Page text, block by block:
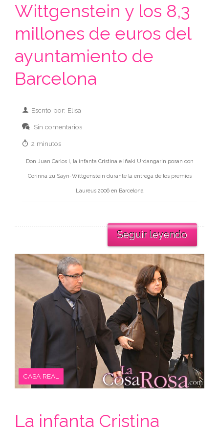
Wittgenstein y los 8,3
millones de euros del
ayuntamiento de
Barcelona
Escrito por: Elisa
Sin comentarios
2 minutos
Don Juan Carlos I, la infanta Cristina e Iñaki Urdangarin posan con
Corinna zu Sayn-Wittgenstein durante la entrega de los premios
Laureus 2006 en Barcelona
Seguir leyendo
CASA REAL
La infanta Cristina